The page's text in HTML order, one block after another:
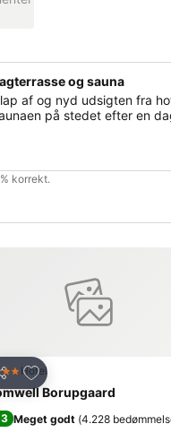
og sauna
af og nyd udsigten fra
på stedet efter en
korrekt.
Føj til favoritter
Hotel
Borupgaard
Meget godt (4.228